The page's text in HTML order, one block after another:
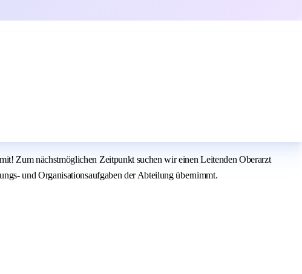
Zum nächstmöglichen Zeitpunkt suchen wir einen Leitenden Oberarzt
und Organisationsaufgaben der Abteilung übernimmt.